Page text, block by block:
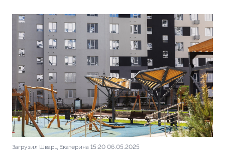
Загрузил Шварц Екатерина 15:20 06.05.2025